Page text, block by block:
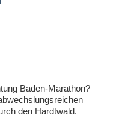
Baden-Marathon?
den Hardtwald.